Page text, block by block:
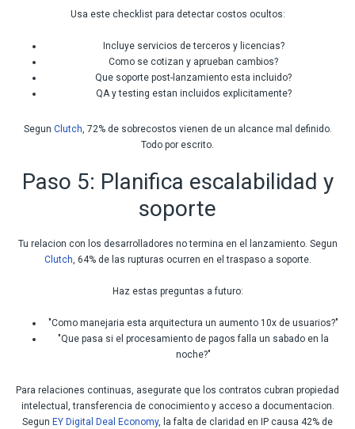
Usa este checklist para detectar costos ocultos:
Incluye servicios de terceros y licencias?
Como se cotizan y aprueban cambios?
Que soporte post-lanzamiento esta incluido?
QA y testing estan incluidos explicitamente?
Segun Clutch, 72% de sobrecostos vienen de un alcance mal definido.
Todo por escrito.
Paso 5: Planifica escalabilidad y
soporte
Tu relacion con los desarrolladores no termina en el lanzamiento. Segun
Clutch, 64% de las rupturas ocurren en el traspaso a soporte.
Haz estas preguntas a futuro:
"Como manejaria esta arquitectura un aumento 10x de usuarios?"
"Que pasa si el procesamiento de pagos falla un sabado en la
noche?"
Para relaciones continuas, asegurate que los contratos cubran propiedad
intelectual, transferencia de conocimiento y acceso a documentacion.
Segun EY Digital Deal Economy, la falta de claridad en IP causa 42% de